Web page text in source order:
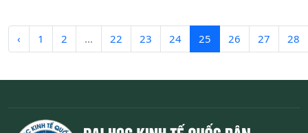
‹ 1 2 ... 22 23 24 25 26 27 28